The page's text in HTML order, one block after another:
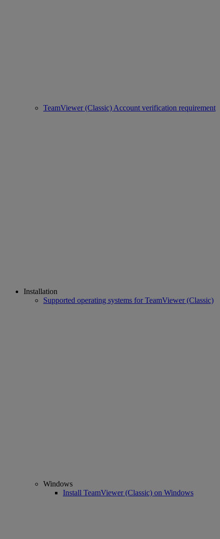
TeamViewer (Classic) Account verification requirement
Installation
Supported operating systems for TeamViewer (Classic)
Windows
Install TeamViewer (Classic) on Windows